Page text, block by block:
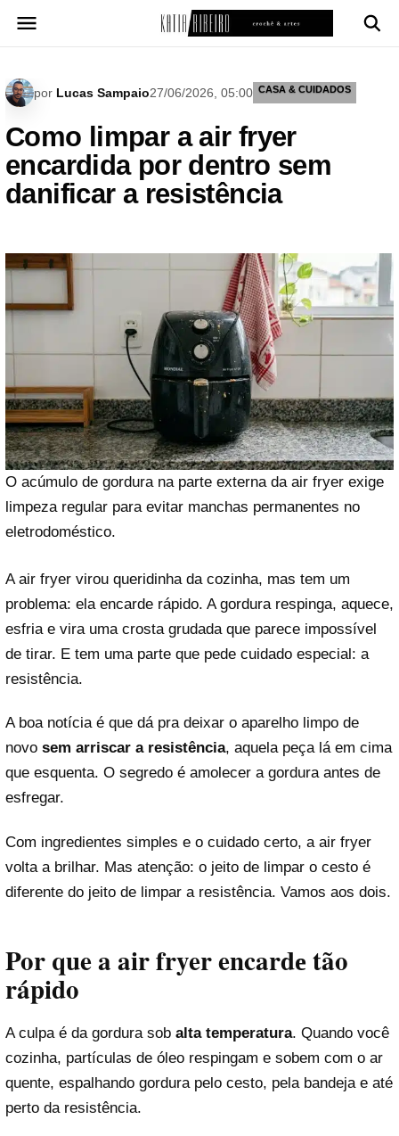
para
por Lucas Sampaio27/06/2026, 05:00 CASA & CUIDADOS
Como limpar a air fryer
encardida por dentro sem
danificar a resistência
O acúmulo de gordura na parte externa da air fryer exige
limpeza regular para evitar manchas permanentes no
eletrodoméstico.
A air fryer virou queridinha da cozinha, mas tem um
problema: ela encarde rápido. A gordura respinga, aquece,
esfria e vira uma crosta grudada que parece impossível
de tirar. E tem uma parte que pede cuidado especial: a
resistência.
A boa notícia é que dá pra deixar o aparelho limpo de
novo sem arriscar a resistência, aquela peça lá em cima
que esquenta. O segredo é amolecer a gordura antes de
esfregar.
Com ingredientes simples e o cuidado certo, a air fryer
volta a brilhar. Mas atenção: o jeito de limpar o cesto é
diferente do jeito de limpar a resistência. Vamos aos dois.
Por que a air fryer encardе tão
rápido
A culpa é da gordura sob alta temperatura. Quando você
cozinha, partículas de óleo respingam e sobem com o ar
quente, espalhando gordura pelo cesto, pela bandeja e até
perto da resistência.